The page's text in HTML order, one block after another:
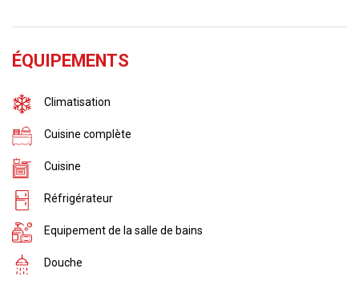
ÉQUIPEMENTS
Climatisation
Cuisine complète
Cuisine
Réfrigérateur
Equipement de la salle de bains
Douche